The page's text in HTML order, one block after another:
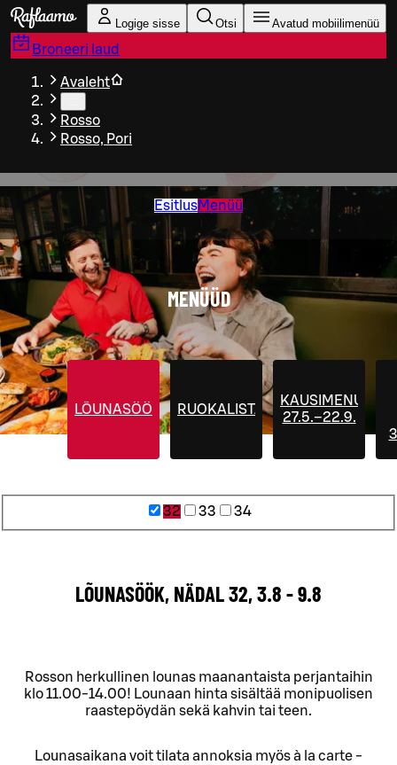
Liigu peamise sisu juurde
Logige sisse Otsi Avatud mobiilimenüü
Broneeri laud
Avaleht
Rosso
Rosso, Pori
EsitlusMenüü
MENÜÜD
LÕUNASÖÖK RUOKALISTA
KAUSIMENUT
27.5.–22.9.
32 33 34
LÕUNASÖÖK, NÄDAL 32, 3.8 - 9.8
Rosson herkullinen lounas maanantaista perjantaihin
klo 11.00-14.00! Lounaan hinta sisältää monipuolisen
raastepöydän sekä kahvin tai teen.
Lounasaikana voit tilata annoksia myös à la carte -